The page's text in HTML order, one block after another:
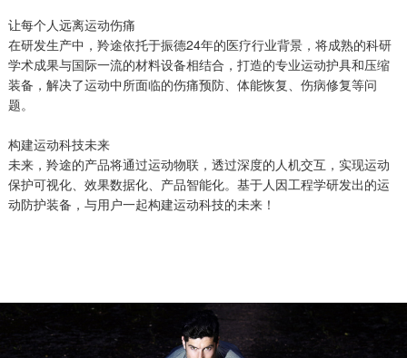
让每个人远离运动伤痛
在研发生产中，羚途依托于振德24年的医疗行业背景，将成熟的科研
学术成果与国际一流的材料设备相结合，打造的专业运动护具和压缩
装备，解决了运动中所面临的伤痛预防、体能恢复、伤病修复等问
题。
构建运动科技未来
未来，羚途的产品将通过运动物联，透过深度的人机交互，实现运动
保护可视化、效果数据化、产品智能化。基于人因工程学研发出的运
动防护装备，与用户一起构建运动科技的未来！